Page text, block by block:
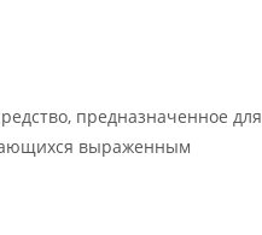
предназначенное для
выраженным